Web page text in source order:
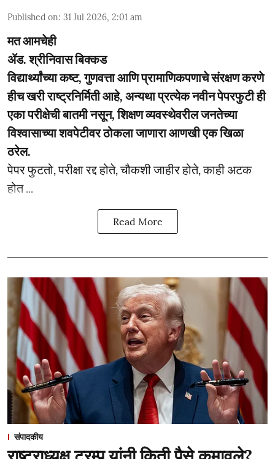
Published on: 31 Jul 2026, 2:01 am
मत आमचेही
ॲड. श्रीनिवास बिक्कड
विद्यार्थ्यांच्या कष्ट, गुणवत्ता आणि प्रामाणिकपणाचे संरक्षण करणे
हीच खरी राष्ट्रनिर्मिती आहे, अन्यथा प्रत्येक नवीन पेपरफुटी ही
एका परीक्षेची बातमी नसून, शिक्षण व्यवस्थेवरील जनतेच्या
विश्वासाच्या शवपेटीवर ठोकला जाणारा आणखी एक खिळा
ठरेल.
पेपर फुटतो, परीक्षा रद्द होते, चौकशी जाहीर होते, काही अटक
होत ...
Read More
संपादकीय